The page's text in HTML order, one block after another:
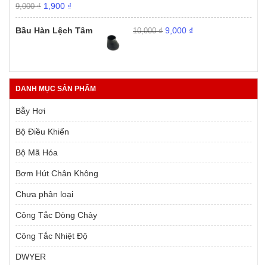
9,000₫ Giá
gốc
9,000 ₫.
1,900 ₫
hiện
tại
Bầu Hàn Lệch Tâm 10,000₫
gốc
9,000 ₫
DANH MỤC SẢN PHẨM
Bẫy Hơi
Bộ Điều Khiển
Bộ Mã Hóa
Bơm Hút Chân Không
Chưa phân loại
Công Tắc Dòng Chảy
Công Tắc Nhiệt Độ
DWYER